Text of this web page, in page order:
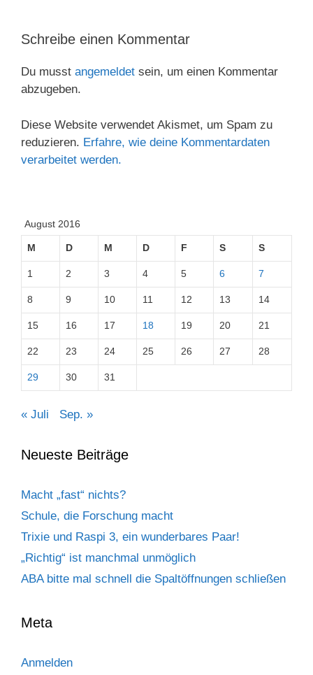
Schreibe einen Kommentar
Du musst angemeldet sein, um einen Kommentar
abzugeben.
Diese Website verwendet Akismet, um Spam zu
reduzieren. Erfahre, wie deine Kommentardaten
verarbeitet werden.
August 2016
M D M D F S S
1 2 3 4 5 6 7
8 9 10 11 12 13 14
15 16 17 18 19 20 21
22 23 24 25 26 27 28
29 30 31
« Juli Sep. »
Neueste Beiträge
Macht „fast“ nichts?
Schule, die Forschung macht
Trixie und Raspi 3, ein wunderbares Paar!
„Richtig“ ist manchmal unmöglich
ABA bitte mal schnell die Spaltöffnungen schließen
Meta
Anmelden